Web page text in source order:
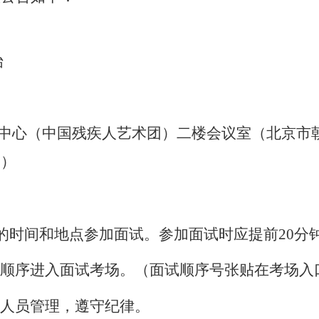
心（中国残疾人艺术团）二楼会议室（北京市
时间和地点参加面试。参加面试时应提前20分
序进入面试考场。（面试顺序号张贴在考场入
员管理，遵守纪律。